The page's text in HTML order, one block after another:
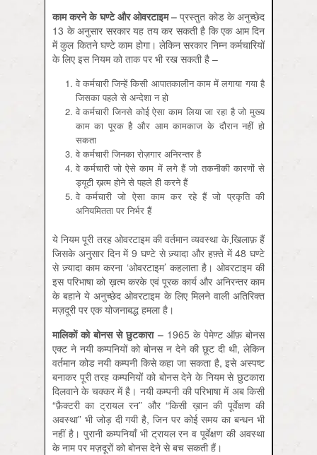
कामकरनेकेघण्टेऔरओवरटाइम – प्रस्तुत कोड के अनुच्छेद
13 के अनुसार सरकार यह तय कर सकती है कि एक आम दिन
में कुल कितने घण्टे काम होगा। लेकिन सरकार निम्न कर्मचारियों
के लिए इस नियम को ताक पर भी रख सकती है –
वे कर्मचारी जिन्हें किसी आपातकालीन काम में लगाया गया है
जिसका पहले से अन्देशा न हो
वे कर्मचारी जिनसे कोई ऐसा काम लिया जा रहा है जो मुख्य
काम का पूरक है और आम कामकाज के दौरान नहीं हो
सकता
वे कर्मचारी जिनका रोज़गार अनिरन्तर है
वे कर्मचारी जो ऐसे काम में लगे हैं जो तकनीकी कारणों से
ड्यूटी ख़त्म होने से पहले ही करने हैं
वे कर्मचारी जो ऐसा काम कर रहे हैं जो प्रकृति की
अनियमितता पर निर्भर हैं
ये नियम पूरी तरह ओवरटाइम की वर्तमान व्यवस्था के खि़लाफ़ हैं
जिसके अनुसार दिन में 9 घण्टे से ज़्यादा और हफ़्ते में 48 घण्टे
से ज़्यादा काम करना ‘ओवरटाइम’ कहलाता है। ओवरटाइम की
इस परिभाषा को ख़त्म करके एवं पूरक कार्य और अनिरन्तर काम
के बहाने ये अनुच्छेद ओवरटाइम के लिए मिलने वाली अतिरिक्त
मज़दूरी पर एक योजनाबद्ध हमला है।
मालिकोंकोबोनससेछुटकारा –1965 के पेमेण्ट ऑफ़ बोनस
एक्ट ने नयी कम्पनियों को बोनस न देने की छूट दी थी, लेकिन
वर्तमान कोड नयी कम्पनी किसे कहा जा सकता है, इसे अस्पष्ट
बनाकर पूरी तरह कम्पनियों को बोनस देने के नियम से छुटकारा
दिलवाने के चक्कर में है। नयी कम्पनी की परिभाषा में अब किसी
“फ़ैक्टरी का ट्रायल रन” और “किसी ख़ान की पूर्वेक्षण की
अवस्था” भी जोड़ दी गयी है, जिन पर कोई समय का बन्धन भी
नहीं है। पुरानी कम्पनियाँ भी ट्रायल रन व पूर्वेक्षण की अवस्था
के नाम पर मज़दूरों को बोनस देने से बच सकती हैं।